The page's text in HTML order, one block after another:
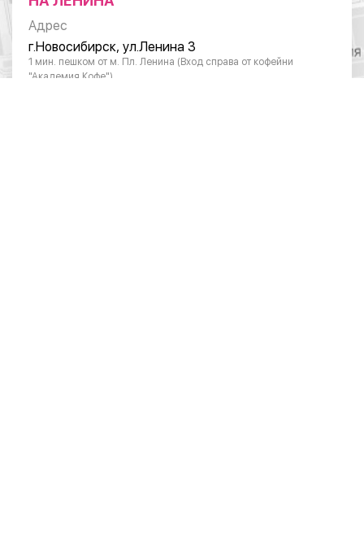
Адрес
г.Новосибирск, ул.Ленина 3
1 мин. пешком от м. Пл. Ленина (Вход справа от кофейни
"Академия Кофе")